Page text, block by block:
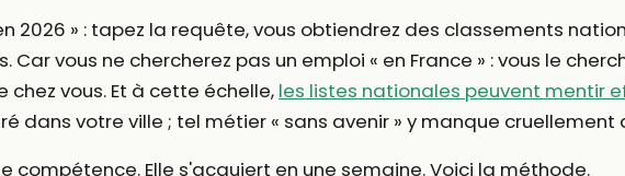
2026 » : tapez la requête, vous obtiendrez des classements
Car vous ne chercherez pas un emploi « en France » : vous le
vous. Et à cette échelle, les listes nationales peuvent mentir
dans votre ville ; tel métier « sans avenir » y manque cruellement
compétence. Elle s'acquiert en une semaine. Voici la méthode.